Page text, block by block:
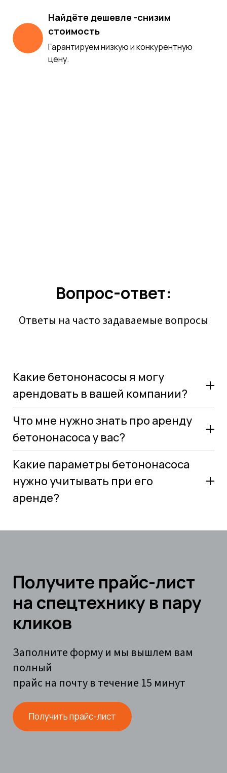
Найдёте дешевле -снизим
стоимость
Гарантируем низкую и конкурентную
цену.
Вопрос-ответ:
Ответы на часто задаваемые вопросы
Какие бетононасосы я могу
арендовать в вашей компании?
Что мне нужно знать про аренду
бетононасоса у вас?
Какие параметры бетононасоса
нужно учитывать при его
аренде?
Получить прайс-лист
Заполните форму и мы вышлем вам
полный
прайс на почту в течение 15 минут
Получите прайс-лист
на спецтехнику в пару
кликов